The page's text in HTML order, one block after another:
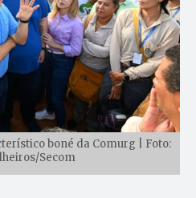
boné da Comurg | Foto:
Secom